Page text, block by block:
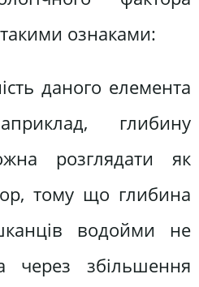
ознаками:
даного елемента
глибину
розглядати як
тому що глибина
водойми не
через збільшення